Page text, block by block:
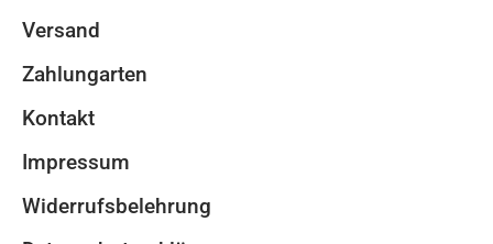
Versand
Zahlungarten
Kontakt
Impressum
Widerrufsbelehrung